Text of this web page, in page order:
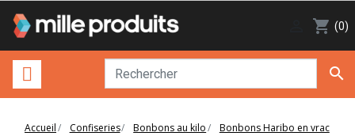
shopping_cart (0)

Accueil Confiseries Bonbons au kilo
Bonbons Haribo en vrac